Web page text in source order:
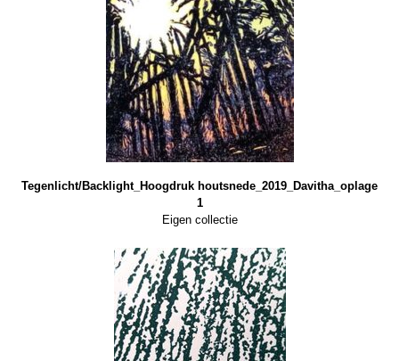
Tegenlicht/Backlight_Hoogdruk houtsnede_2019_Davitha_oplage
1
Eigen collectie